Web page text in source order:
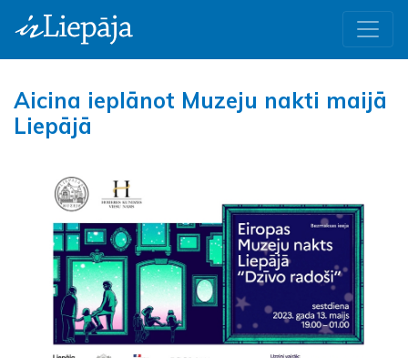
Aicina ieplānot Muzeju nakti maijā
Liepājā